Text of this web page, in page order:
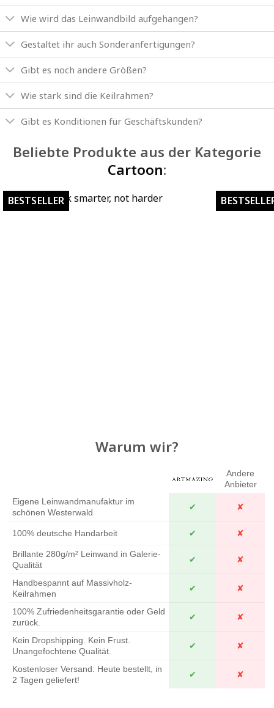
Wie wird das Leinwandbild aufgehangen?
Gestaltet ihr auch Sonderanfertigungen?
Gibt es noch andere Größen?
Wie stark sind die Keilrahmen?
Gibt es Konditionen für Geschäftskunden?
Beliebte Produkte aus der Kategorie
Cartoon:
Work smarter, not harder
BESTSELLER
Warum wir?
Andere
Anbieter
Eigene Leinwandmanufaktur im
schönen Westerwald
✔ ✘
100% deutsche Handarbeit ✔ ✘
Brillante 280g/m² Leinwand in Galerie-
Qualität
✔ ✘
Handbespannt auf Massivholz-
Keilrahmen
✔ ✘
100% Zufriedenheitsgarantie oder Geld
zurück.
✔ ✘
Kein Dropshipping. Kein Frust.
Unangefochtene Qualität.
✔ ✘
Kostenloser Versand: Heute bestellt, in
2 Tagen geliefert!
✔ ✘